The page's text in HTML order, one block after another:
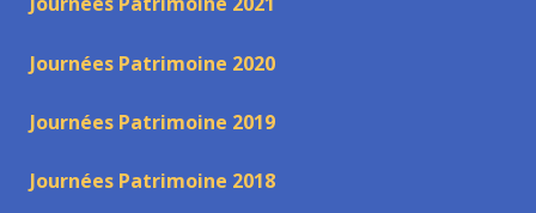
Journées Patrimoine 2020
Journées Patrimoine 2019
Journées Patrimoine 2018